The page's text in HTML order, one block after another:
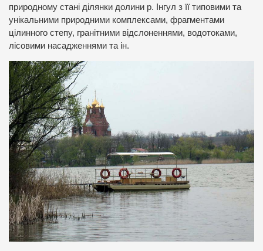
природному стані ділянки долини р. Інгул з її типовими та
унікальними природними комплексами, фрагментами
цілинного степу, гранітними відслоненнями, водотоками,
лісовими насадженнями та ін.